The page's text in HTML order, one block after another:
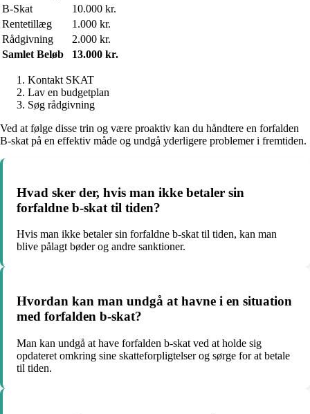
B-Skat
10.000 kr.
Rentetillæg
1.000 kr.
Rådgivning
2.000 kr.
Samlet Beløb
13.000 kr.
Kontakt SKAT
Lav en budgetplan
Søg rådgivning
Ved at følge disse trin og være proaktiv kan du håndtere en forfalden
B-skat på en effektiv måde og undgå yderligere problemer i fremtiden.
Hvad sker der, hvis man ikke betaler sin
forfaldne b-skat til tiden?
Hvis man ikke betaler sin forfaldne b-skat til tiden, kan man
blive pålagt bøder og andre sanktioner.
Hvordan kan man undgå at havne i en situation
med forfalden b-skat?
Man kan undgå at have forfalden b-skat ved at holde sig
opdateret omkring sine skatteforpligtelser og sørge for at betale
til tiden.